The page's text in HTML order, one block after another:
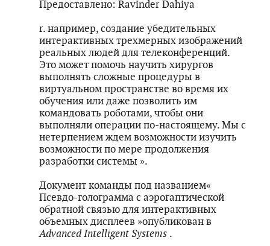
Предоставлено: Ravinder Dahiya
r. например, создание убедительных
интерактивных трехмерных изображений
реальных людей для телеконференций.
Это может помочь научить хирургов
выполнять сложные процедуры в
виртуальном пространстве во время их
обучения или даже позволить им
командовать роботами, чтобы они
выполняли операции по-настоящему. Мы с
нетерпением ждем возможности изучить
возможности по мере продолжения
разработки системы ».
Документ команды под названием«
Псевдо-голограмма с аэрогаптической
обратной связью для интерактивных
объемных дисплеев »опубликован в
Advanced Intelligent Systems .